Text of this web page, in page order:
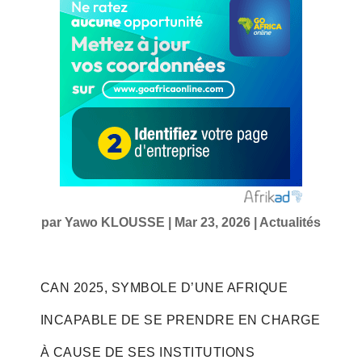
par Yawo KLOUSSE Mar 23, 2026| Actualités
CAN 2025, SYMBOLE D’UNE AFRIQUE
INCAPABLE DE SE PRENDRE EN CHARGE
À CAUSE DE SES INSTITUTIONS